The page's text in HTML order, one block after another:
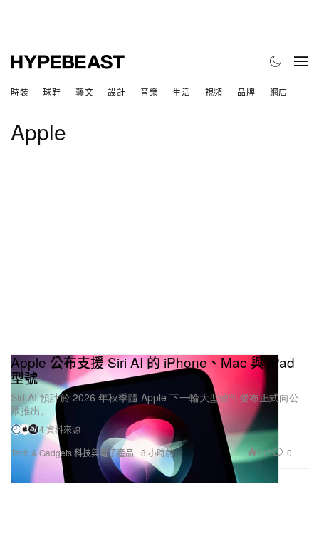
時裝 球鞋 藝文 設計 音樂 生活 視頻 品牌 網店
Apple
Tech & Gadgets 科技與電子產品
Apple 公布支援 Siri AI 的 iPhone、Mac 與 iPad
型號
Siri AI 預計於 2026 年秋季隨 Apple 下一輪大型硬件發布正式向公
眾推出。
4 資料來源
8 小時前
915 0